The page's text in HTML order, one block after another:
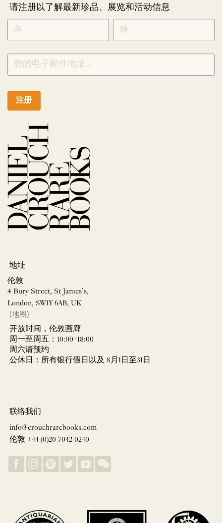
请注册以了解最新珍品、展览和活动信息
NEWLETTER
SIGNUP
CHINESE
*
注册
地址
伦敦
4 Bury Street, St James’s,
London, SW1Y 6AB, UK
(地图)
开放时间，伦敦画廊
周一至周五：10:00–18:00
周六请预约
公休日：所有银行假日以及 8月1日至31日
联络我们
info@crouchrarebooks.com
伦敦 +44 (0)20 7042 0240